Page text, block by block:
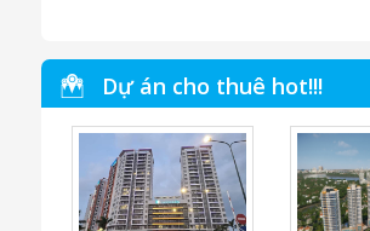
Dự án cho thuê hot!!!